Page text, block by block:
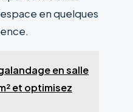
en quelques
en salle
et optimisez